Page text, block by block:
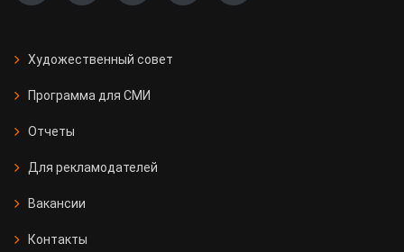
Художественный совет
Программа для СМИ
Отчеты
Для рекламодателей
Вакансии
Контакты